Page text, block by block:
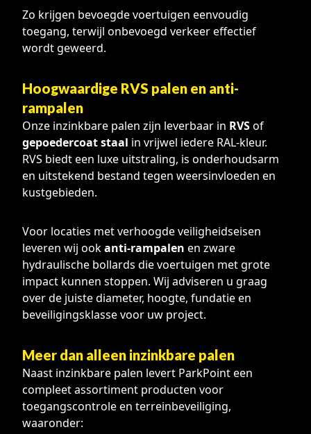
Zo krijgen bevoegde voertuigen eenvoudig
toegang, terwijl onbevoegd verkeer effectief
wordt geweerd.
Hoogwaardige RVS palen en anti-
rampalen
Onze inzinkbare palen zijn leverbaar in RVSof
gepoedercoat staal in vrijwel iedere RAL-kleur.
RVS biedt een luxe uitstraling, is onderhoudsarm
en uitstekend bestand tegen weersinvloeden en
kustgebieden.
Voor locaties met verhoogde veiligheidseisen
leveren wij ookanti-rampalen en zware
hydraulische bollards die voertuigen met grote
impact kunnen stoppen. Wij adviseren u graag
over de juiste diameter, hoogte, fundatie en
beveiligingsklasse voor uw project.
Meer dan alleen inzinkbare palen
Naast inzinkbare palen levert ParkPoint een
compleet assortiment producten voor
toegangscontrole en terreinbeveiliging,
waaronder: